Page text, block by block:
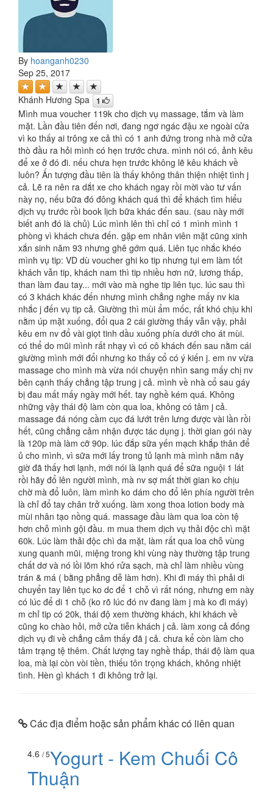
By hoanganh0230
Sep 25, 2017
Khánh Hương Spa 1
Mình mua voucher 119k cho dịch vụ massage, tắm và làm
mặt. Lần đầu tiên đến nơi, đang ngơ ngác đậu xe ngoài cửa
vì ko thấy ai trông xe cả thì có 1 anh đứng trong nhà mở cửa
thò đầu ra hỏi mình có hẹn trước chưa. mình nói có, ảnh kêu
để xe ở đó đi. nếu chưa hẹn trước không lẽ kêu khách về
luôn? Ấn tượng đầu tiên là thấy không thân thiện nhiệt tình j
cả. Lẽ ra nên ra dắt xe cho khách ngay rồi mời vào tư vấn
này nọ, nếu bữa đó đông khách quá thì để khách tìm hiểu
dịch vụ trước rồi book lịch bữa khác đến sau. (sau này mới
biết anh đó là chủ) Lúc mình lên thì chỉ có 1 mình mình 1
phòng vì khách chưa đến. gặp em nhân viên mặt cũng xinh
xắn sinh năm 93 nhưng ghê gớm quá. Liên tục nhắc khéo
mình vụ tip: VD dù voucher ghi ko tip nhưng tụi em làm tốt
khách vẫn tip, khách nam thì tip nhiều hơn nữ, lương thấp,
than làm đau tay... mới vào mà nghe tip liên tục. lúc sau thì
có 3 khách khác đến nhưng mình chẳng nghe mấy nv kia
nhắc j đến vụ tip cả. Giường thì mùi ẩm mốc, rất khó chịu khi
nằm úp mặt xuống, đổi qua 2 cái giường thấy vẫn vậy, phải
kêu em nv đổ vài giọt tinh dầu xuống phía dưới cho át mùi.
có thể do mũi mình rất nhạy vì có cô khách đến sau nằm cái
giường mình mới đổi nhưng ko thấy cổ có ý kiến j. em nv vừa
massage cho mình mà vừa nói chuyện nhìn sang mấy chị nv
bên cạnh thấy chẳng tập trung j cả. mình về nhà cổ sau gáy
bị đau mất mấy ngày mới hết. tay nghề kém quá. Không
những vậy thái độ làm còn qua loa, không có tâm j cả.
massage đá nóng cầm cục đá lướt trên lưng được vài lần rồi
hết, cũng chẳng cảm nhận được tác dụng j. thời gian gói này
là 120p mà làm cỡ 90p. lúc đắp sữa yến mạch khắp thân để
ủ cho mình, vì sữa mới lấy trong tủ lạnh mà mình nằm nãy
giờ đã thấy hơi lạnh, mới nói là lạnh quá để sữa nguội 1 lát
rồi hãy đổ lên người mình, mà nv sợ mất thời gian ko chịu
chờ mà đổ luôn, làm mình ko dám cho đổ lên phía người trên
là chỉ đổ tay chân trở xuống. làm xong thoa lotion body mà
mùi nhân tạo nồng quá. massage đầu làm qua loa còn tệ
hơn chỗ mình gội đầu. m mua them dịch vụ thải độc chì mặt
60k. Lúc làm thải độc chì da mặt, làm rất qua loa chỗ vùng
xung quanh mũi, miệng trong khi vùng này thường tập trung
chất dơ và nó lồi lõm khó rửa sạch, mà chỉ làm nhiều vùng
trán & má ( bằng phẳng dễ làm hơn). Khi đi máy thì phải di
chuyển tay liên tục ko dc để 1 chỗ vì rất nóng, nhưng em này
có lúc để di 1 chỗ (ko rõ lúc đó nv đang làm j mà ko đi máy)
m chỉ tip có 20k, thái độ xem thường khách, khi khách về
cũng ko chào hỏi, mở cửa tiễn khách j cả. làm xong cả đống
dịch vụ đi về chẳng cảm thấy đã j cả. chưa kể còn làm cho
tâm trạng tệ thêm. Chất lượng tay nghề thấp, thái độ làm qua
loa, mà lại còn vòi tiền, thiếu tôn trọng khách, không nhiệt
tình. Hèn gì khách 1 đi không trở lại.
Các địa điểm hoặc sản phẩm khác có liên quan
4.6 / 5Yogurt - Kem Chuối Cô
Thuận